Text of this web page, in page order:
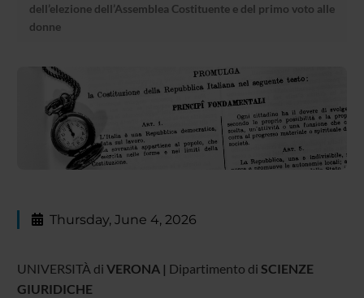
dell’elezione dell’Assemblea Costituente e del primo voto alle
donne
Thursday, June 4, 2026
UNIVERSITÀ di VERONA | Dipartimento di SCIENZE
GIURIDICHE